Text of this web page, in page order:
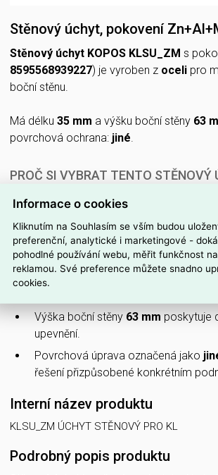
Stěnový úchyt, pokovení
Stěnový úchyt KOPOS KLSU_ZM s
8595568939227) je vyroben z oceli pro
boční stěnu.
Má délku 35 mm a výšku boční stěny 63
povrchová ochrana: jiné.
PROČ SI VYBRAT TENTO STĚNOVÝ
pokovení Zn+Al+Mg (KOPOS
proti korozi.
Vyroben je zoceli, což zajišťuje
S délkou35 mmje vhodný pro
Boční stěna typu
Výška boční stěny 63 mm poskytuje
upevnění.
Povrchová úprava označená jako
řešení přizpůsobené konkrétním
Interní název produktu
KLSU_ZM ÚCHYT STĚNOVÝ PRO KL
Podrobný popis produktu
Informace o cookies
Kliknutím na Souhlasím se vším budou
preferenční, analytické i marketingové -
pohodlné používání webu, měřit funkčnost
reklamou. Své preference můžete snadno
cookies.